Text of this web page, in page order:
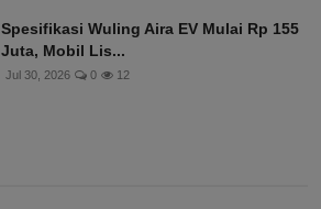
Spesifikasi Wuling Aira EV Mulai Rp 155
Juta, Mobil Lis...
Jul 30, 2026 0 12